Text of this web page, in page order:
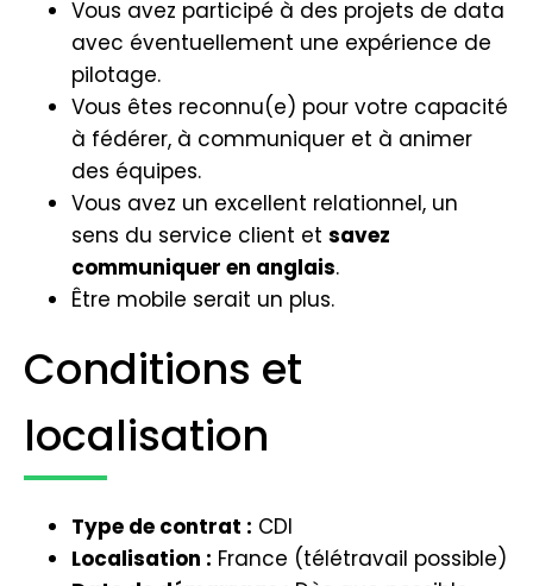
Vous avez participé à des projets de data
avec éventuellement une expérience de
pilotage.
Vous êtes reconnu(e) pour votre capacité
à fédérer, à communiquer et à animer
des équipes.
Vous avez un excellent relationnel, un
sens du service client et savez
communiquer en anglais.
Être mobile serait un plus.
Conditions et
localisation
Type de contrat : CDI
Localisation : France (télétravail possible)